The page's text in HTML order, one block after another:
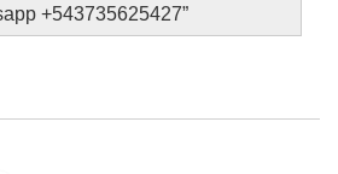
+543735625427